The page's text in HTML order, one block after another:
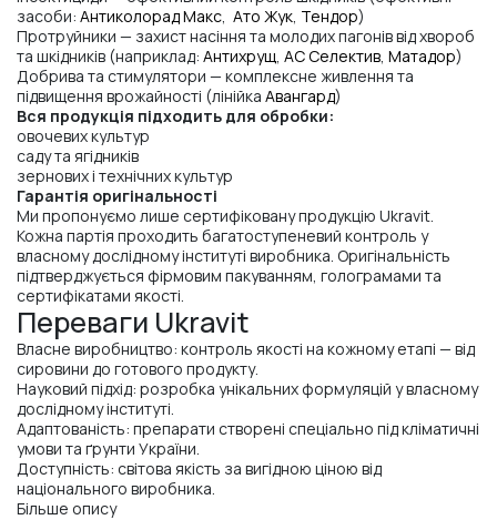
засоби: Антиколорад Макс, Ато Жук, Тендор)
Протруйники — захист насіння та молодих пагонів від хвороб
та шкідників (наприклад: Антихрущ, АС Селектив, Матадор)
Добрива та стимулятори — комплексне живлення та
підвищення врожайності (лінійка Авангард)
Вся продукція підходить для обробки:
овочевих культур
саду та ягідників
зернових і технічних культур
Гарантія оригінальності
Ми пропонуємо лише сертифіковану продукцію Ukravit.
Кожна партія проходить багатоступеневий контроль у
власному дослідному інституті виробника. Оригінальність
підтверджується фірмовим пакуванням, голограмами та
сертифікатами якості.
Переваги Ukravit
Власне виробництво: контроль якості на кожному етапі — від
сировини до готового продукту.
Науковий підхід: розробка унікальних формуляцій у власному
дослідному інституті.
Адаптованість: препарати створені спеціально під кліматичні
умови та ґрунти України.
Доступність: світова якість за вигідною ціною від
національного виробника.
Більше опису